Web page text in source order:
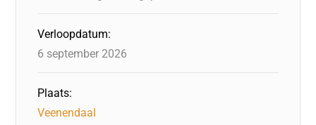
Verloopdatum:
6 september 2026
Plaats:
Veenendaal